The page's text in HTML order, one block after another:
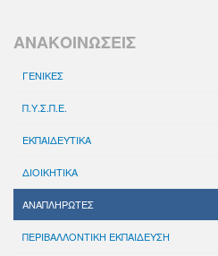
ΑΝΑΚΟΙΝΩΣΕΙΣ
ΓΕΝΙΚΕΣ
Π.Υ.Σ.Π.Ε.
ΕΚΠΑΙΔΕΥΤΙΚΑ
ΔΙΟΙΚΗΤΙΚΑ
ΑΝΑΠΛΗΡΩΤΕΣ
ΠΕΡΙΒΑΛΛΟΝΤΙΚΗ ΕΚΠΑΙΔΕΥΣΗ